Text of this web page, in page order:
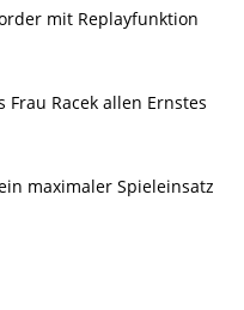
mit Replayfunktion
Racek allen Ernstes
maximaler Spieleinsatz